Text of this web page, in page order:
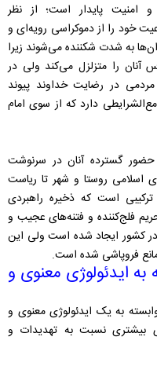
امنیت پایدار است؛ از نظر
خود را از دموکراسی رویه‌ای و
به شدت شکننده می‌شوند زیرا
آنان را متزلزل می‌کند ولی در
در رضایت خداوند پیوند
دارد که از سوی امام
گسترده آنان در سرنوشت
اسلامی روستا و شهر تا ریاست
است که ذخیره راهبردی
فلج‌کننده و فتنه‌های عجیب و
کشور ایجاد شده است ولی این
فروپاشی شده است.
ایدئولوژی معنوی و
به یک ایدئولوژی معنوی و
بیشتری نسبت به تهدیدات و